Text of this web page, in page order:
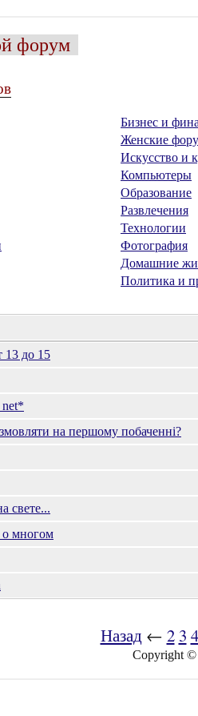
форум
Бизнес и
Женские
Искусство и
Компьютеры
Образование
Развлечения
Технологии
Фотография
Домашние
Политика и
13 до 15
на першому побаченні?
свете...
о многом
Назад← 2 3 4
Copyright